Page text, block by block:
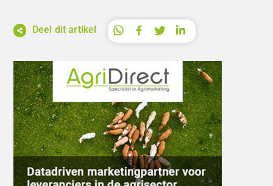
Deel dit artikel